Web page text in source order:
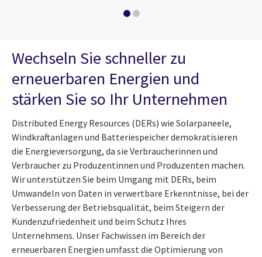
Wechseln Sie schneller zu
erneuerbaren Energien und
stärken Sie so Ihr Unternehmen
Distributed Energy Resources (DERs) wie Solarpaneele,
Windkraftanlagen und Batteriespeicher demokratisieren
die Energieversorgung, da sie Verbraucherinnen und
Verbraucher zu Produzentinnen und Produzenten machen.
Wir unterstützen Sie beim Umgang mit DERs, beim
Umwandeln von Daten in verwertbare Erkenntnisse, bei der
Verbesserung der Betriebsqualität, beim Steigern der
Kundenzufriedenheit und beim Schutz Ihres
Unternehmens. Unser Fachwissen im Bereich der
erneuerbaren Energien umfasst die Optimierung von